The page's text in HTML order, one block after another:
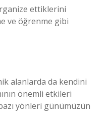
ettiklerini
ve öğrenme gibi
alanlarda da kendini
önemli etkileri
yönleri günümüzün